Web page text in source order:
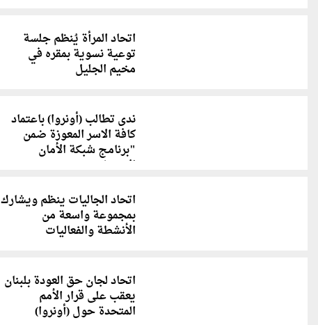
اتحاد المرأة يُنظم جلسة
توعية نسوية بمقره في
مخيم الجليل
ندى تطالب (أونروا) باعتماد
كافة الاسر المعوزة ضمن
"برنامج شبكة الأمان
الاجتماعي"
اتحاد الجاليات ينظم ويشارك
بمجموعة واسعة من
الأنشطة والفعاليات
اتحاد لجان حق العودة بلبنان
يعقب على قرار الأمم
المتحدة حول (أونروا)